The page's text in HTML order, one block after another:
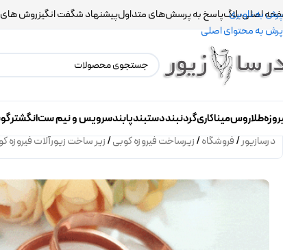
پرش به ناوبری
پرش به محتوای اصلی
اصلیبلاگپاسخ به پرسش‌های متداولپیشنهاد شگفت انگیزروش های
طلاروسمیناکاریگردنبنددستبندپابندسرویس و نیم ستانگشتر
درسازیور/فروشگاه/زیرساخت فیروزه کوبی/زیر ساخت زیورآلات فیروزه